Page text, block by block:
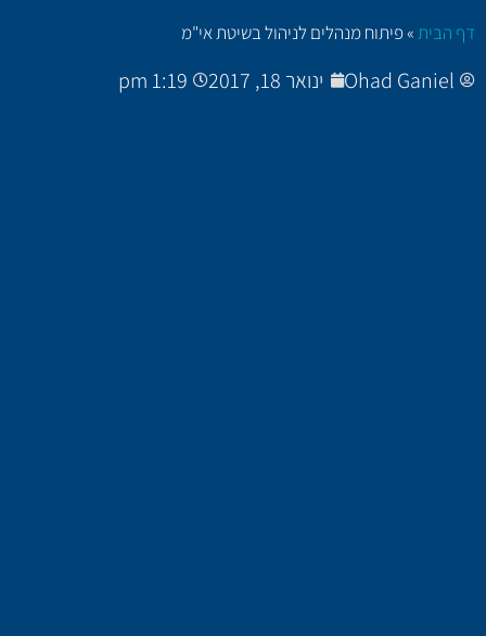
דף הבית»פיתוח מנהלים לניהול בשיטת אי"מ
Ohad Ganiel ינואר 18, 2017 1:19 pm